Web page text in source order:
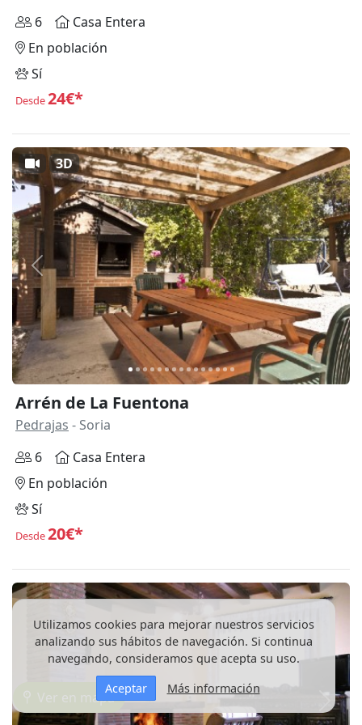
6
Casa Entera
En población
Sí
Desde24€*
Anterior
3D
Arrén de La Fuentona
Pedrajas - Soria
6
Casa Entera
En población
Sí
Desde20€*
Anterior
Ver en mapa
Utilizamos cookies para mejorar nuestros servicios
analizando sus hábitos de navegación. Si continua
navegando, consideramos que acepta su uso.
Aceptar
Más información